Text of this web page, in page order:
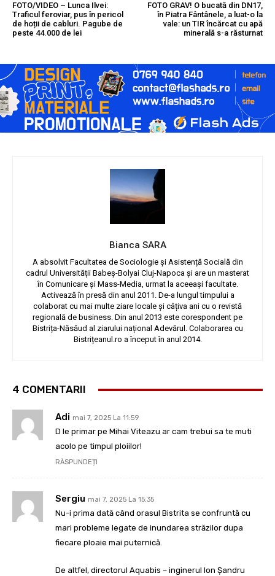
FOTO/VIDEO – Lunca Ilvei:
Traficul feroviar, pus în pericol
de hoții de cabluri. Pagube de
peste 44.000 de lei
FOTO GRAV! O bucată din DN17,
în Piatra Fântânele, a luat-o la
vale: un TIR încărcat cu apă
minerală s-a răsturnat
Bianca SARA
A absolvit Facultatea de Sociologie și Asistență Socială din
cadrul Universității Babeș-Bolyai Cluj-Napoca și are un masterat
în Comunicare și Mass-Media, urmat la aceeași facultate.
Activează în presă din anul 2011. De-a lungul timpului a
colaborat cu mai multe ziare locale și câțiva ani cu o revistă
regională de business. Din anul 2013 este corespondent pe
Bistrița-Năsăud al ziarului național Adevărul. Colaborarea cu
Bistrițeanul.ro a început în anul 2014.
4 COMENTARII
Adi mai 7, 2025 La 11:59
D le primar pe Mihai Viteazu ar cam trebui sa te muti
acolo pe timpul ploiilor!
RĂSPUNDEȚI
Sergiu mai 7, 2025 La 15:35
Nu-i prima dată când orasul Bistrita se confruntă cu
mari probleme legate de inundarea străzilor dupa
fiecare ploaie mai puternică.
De altfel, directorul Aquabis – inginerul Ion Șandru